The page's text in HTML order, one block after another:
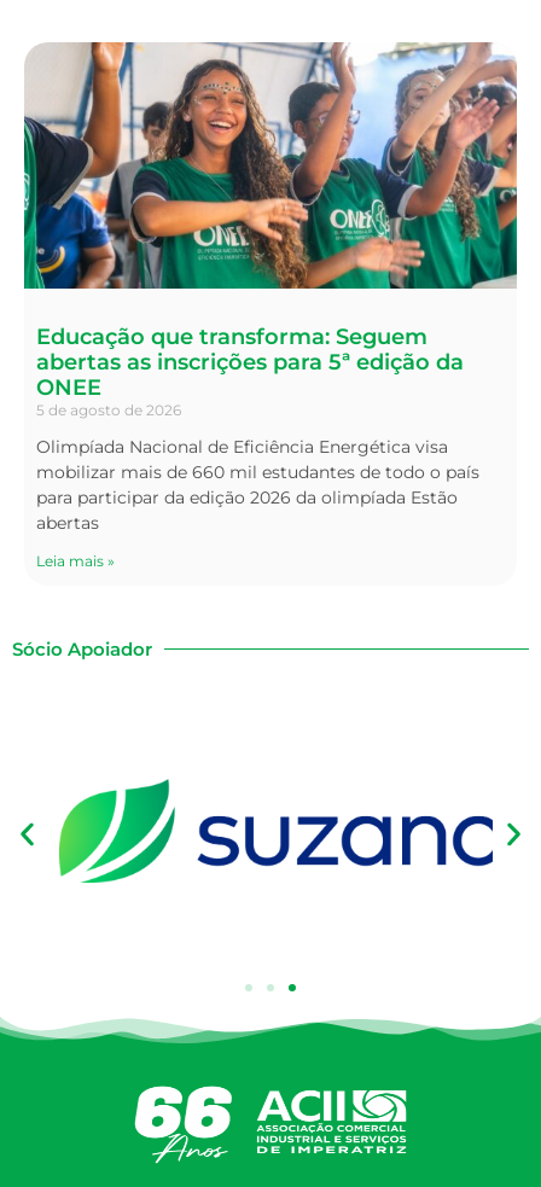
Educação que transforma: Seguem
abertas as inscrições para 5ª edição da
ONEE
5 de agosto de 2026
Olimpíada Nacional de Eficiência Energética visa
mobilizar mais de 660 mil estudantes de todo o país
para participar da edição 2026 da olimpíada Estão
abertas
Leia mais »
Sócio Apoiador